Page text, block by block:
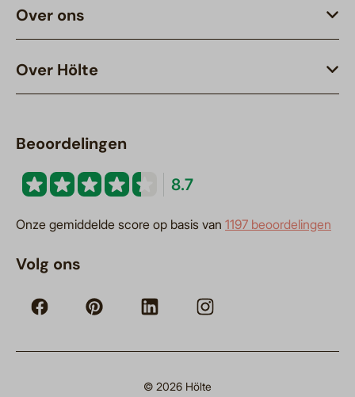
Over ons
Over Hölte
Beoordelingen
8.7
Onze gemiddelde score op basis van 1197 beoordelingen
Volg ons
© 2026 Hölte